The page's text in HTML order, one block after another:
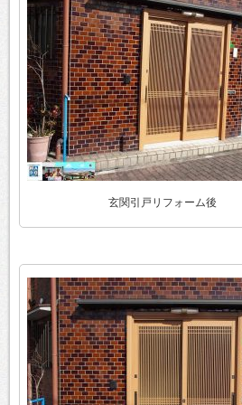
玄関引戸リフォーム後